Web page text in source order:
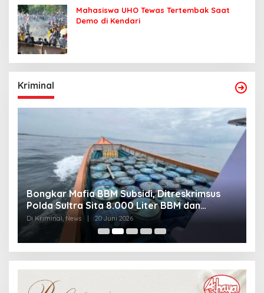
Mahasiswa UHO Tewas Tertembak Saat
Demo di Kendari
Kriminal
Bongkar Mafia BBM Subsidi, Ditreskrimsus
Polda Sultra Sita 8.000 Liter BBM dan
Ringkus 3 Tersangka
Di Kriminal, News 20 Juni 2026